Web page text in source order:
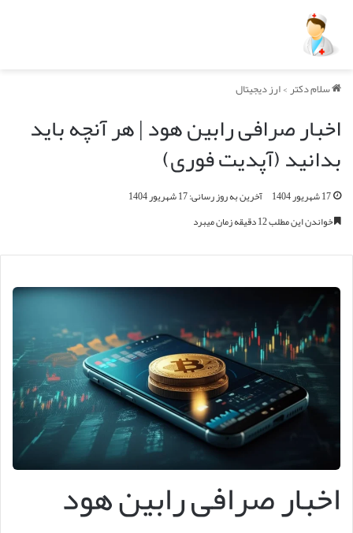
سلام دکتر>ارز دیجیتال
اخبار صرافی رابین هود | هر آنچه باید
بدانید (آپدیت فوری)
17 شهریور 1404
آخرین به روز رسانی: 17 شهریور 1404
خواندن این مطلب 12 دقیقه زمان میبرد
اخبار صرافی رابین هود